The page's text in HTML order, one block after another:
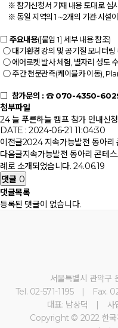
※ 참가신청서 기재 내용 토대로 심
※ 동일 지역의 1∼2개의 기관·시설
□ 주요내용([붙임 1] 세부 내용 참조)
○ 대기환경 강의 및 공기질 모니터링
○ 에어로켓 발사 체험, 별자리 성도
○ 주간 천문관측(케이블카 이동),
□ 참가문의 : ☎ 070-4350-
첨부파일
24 늘 푸른하늘 캠프 참가 안내신
DATE : 2024-06-21 11:04:30
이전글2024 지속가능발전 동아리
다음글지속가능발전 동아리 콘테
례로 소개되었습니다. 24.06.19
댓글 0
댓글목록
등록된 댓글이 없습니다.
서울특별시 관악구
Tel. 02-571-1195 | Fax.
대표: 남상덕 | 사
Copyright © 2022 한국